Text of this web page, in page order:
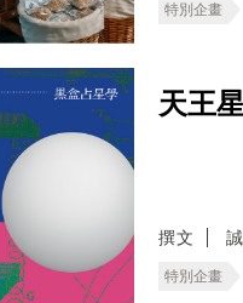
特別企畫
天王
撰文
特別企畫